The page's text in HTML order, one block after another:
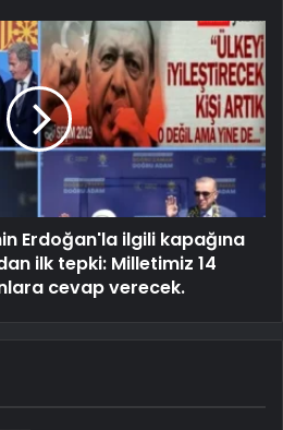
Erdoğan'la ilgili kapağına
ilk tepki: Milletimiz 14
cevap verecek.